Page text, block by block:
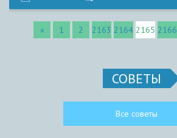
« 1 2 2163 2164 2165 2166
СОВЕТЫ
Все советы